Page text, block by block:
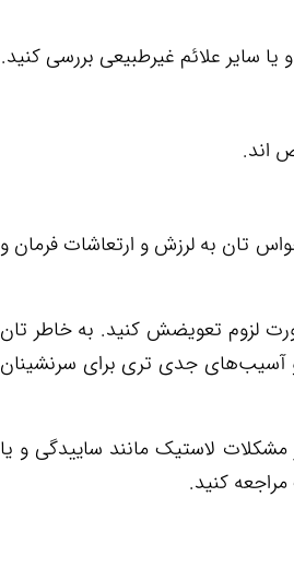
سایر علائم غیرطبیعی بررسی کنید.
اند.
تان به لرزش و ارتعاشات فرمان و
لزوم تعویضش کنید. به خاطر تان
آسیب‌های جدی تری برای سرنشینان
لاستیک مانند ساییدگی و یا
کنید.